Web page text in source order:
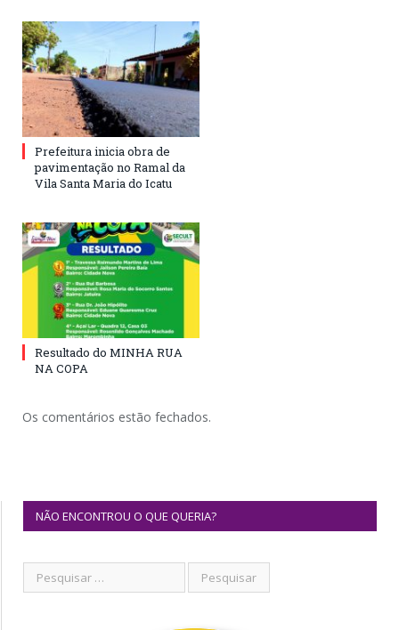
Prefeitura inicia obra de
pavimentação no Ramal da
Vila Santa Maria do Icatu
Resultado do MINHA RUA
NA COPA
Os comentários estão fechados.
NÃO ENCONTROU O QUE QUERIA?